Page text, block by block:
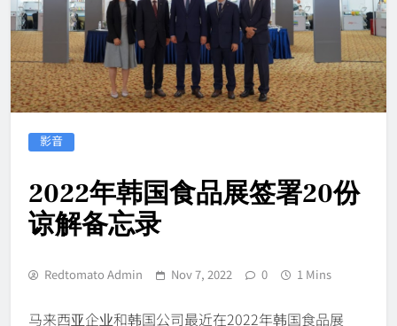
影音
2022年韩国食品展签署20份
谅解备忘录
Redtomato Admin Nov 7, 2022 0 1 Mins
马来西亚企业和韩国公司最近在2022年韩国食品展